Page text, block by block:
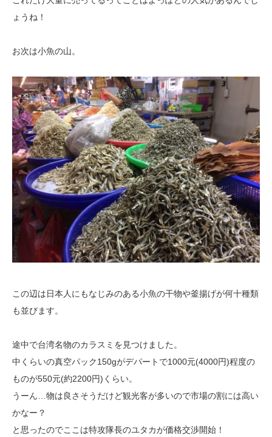
ょうね！
お次は小魚の山。
この辺は日本人にもなじみのある小魚の干物や釜揚げが何十種類
も並びます。
途中で台湾名物のカラスミを見つけました。
中くらいの真空パック150gがデパートで1000元(4000円)程度の
ものが550元(約2200円)くらい。
うーん…物は良さそうだけど観光客が多いので市場の割には高い
かなー？
と思ったのでここは特攻隊長のユタカが価格交渉開始！